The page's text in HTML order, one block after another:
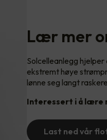
Lær mer
Solcelleanlegg
ekstremt høye
lønne seg langt
Interessert i å lære
Last ned vår